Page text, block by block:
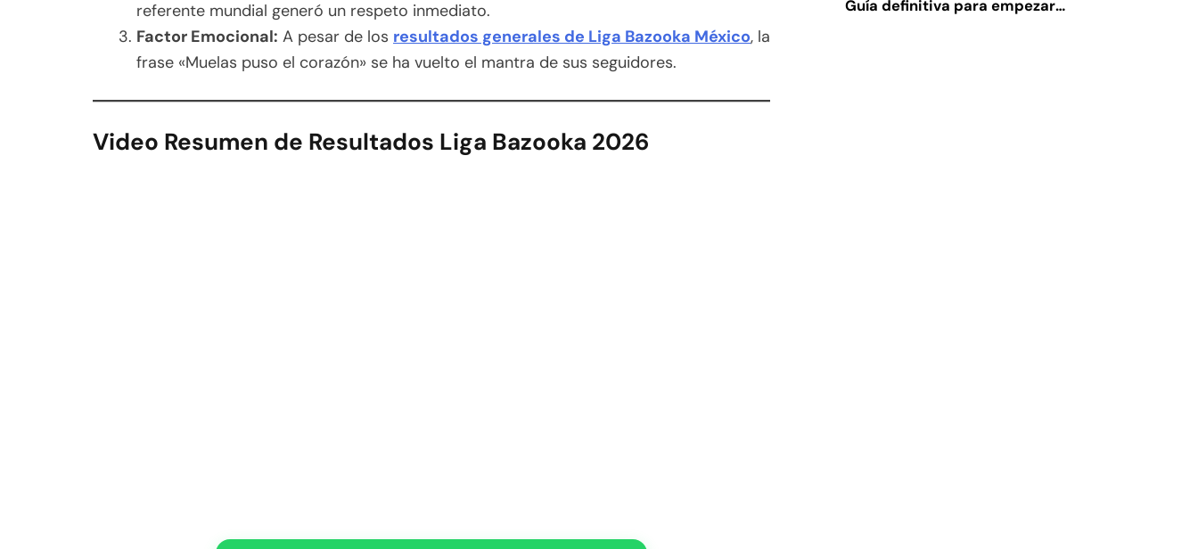
referente mundial generó un respeto inmediato.
Factor Emocional: A pesar de los resultados generales de Liga Bazooka México, la
frase «Muelas puso el corazón» se ha vuelto el mantra de sus seguidores.
Video Resumen de Resultados Liga Bazooka 2026
Guía definitiva para empezar